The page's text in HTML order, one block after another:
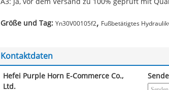
A3: Ja, vor dem Versand zu 100% geprüft mit
Größe und Tag: Yn30V00105f2, Fußbetätigtes
Kontaktdaten
Hefei Purple Horn E-Commerce Co.,
Ltd.